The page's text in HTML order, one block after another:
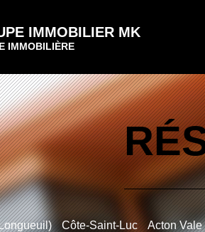
IMMOBILIER MK
IMMOBILIÈRE
Côte-Saint-Luc Acton Vale